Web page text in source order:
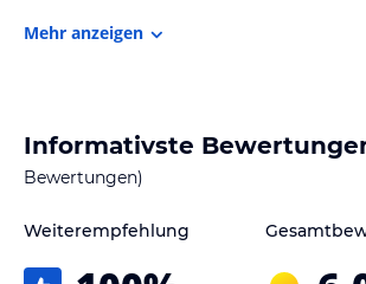
bequem das Skigebiet Serfaus-Fiss-Ladis
eingerichtet und bieten Kabel-TV und ein
Haartrockner. Für zusätzlichen Komfort stehen
Ausblick auf die Umgebung von Ihrem Zimmer
Gastronomie im Hotel
Mehr anzeigen
Informativste
Bewertungen)
Weiterempfehlung